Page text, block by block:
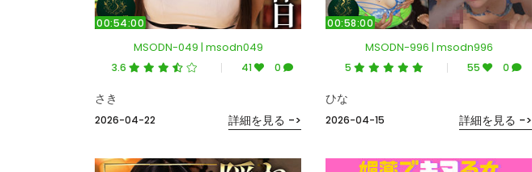
00:54:00
MSODN-049 | msodn049
3.6 41 0
2026-04-22
さき
詳細を見る ->
00:58:00
MSODN-996 | msodn996
5 55 0
2026-04-15
ひな
詳細を見る ->